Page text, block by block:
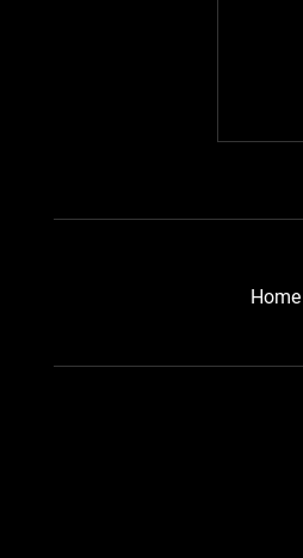
​Home